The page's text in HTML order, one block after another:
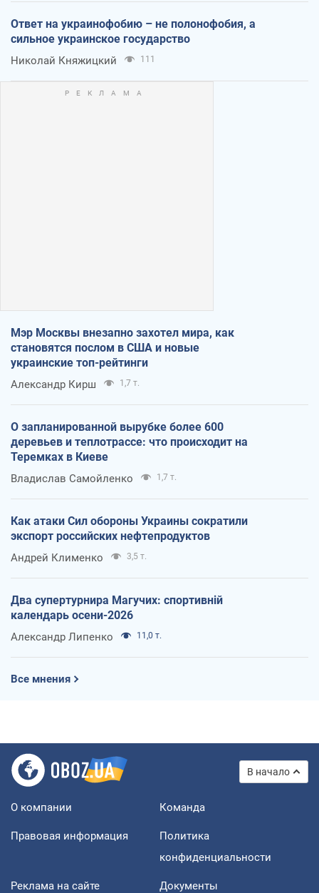
Ответ на украинофобию – не полонофобия, а
сильное украинское государство
Николай Княжицкий 111
Мэр Москвы внезапно захотел мира, как
становятся послом в США и новые
украинские топ-рейтинги
Александр Кирш 1,7 т.
О запланированной вырубке более 600
деревьев и теплотрассе: что происходит на
Теремках в Киеве
Владислав Самойленко 1,7 т.
Как атаки Сил обороны Украины сократили
экспорт российских нефтепродуктов
Андрей Клименко 3,5 т.
Два супертурнира Магучих: спортивній
календарь осени-2026
Александр Липенко 11,0 т.
Все мнения
В начало
О компании Команда
Правовая информация
Политика
конфиденциальности
Реклама на сайте Документы